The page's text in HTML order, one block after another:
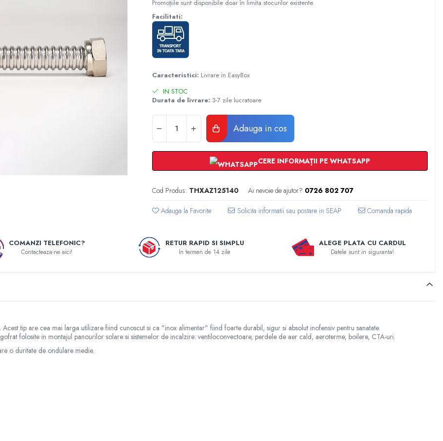
Promoțiile sunt disponibile doar în limita stocurilor existente.
Facilitati:
Caracteristici: Livrare in EasyBox
IN STOC
Durata de livrare: 3-7 zile lucratoare
Adauga in cos
CERE INFORMAȚII PE WHATSAPP
Cod Produs: THXAZ125140 Ai nevoie de ajutor? 0726 802 707
Adauga la Favorite Comanda rapida
COMANZI TELEFONIC?
Contacteaza-ne aici!
RETUR RAPID SI SIMPLU
In termen de 14 zile
ALEGE PLATA CU CARDUL
Datele sunt in siguranta!
tip are cea mai larga utilizare fiind cunoscut si ca "inox alimentar" fiind foarte durabil, sigur si absolut inofensiv pentru sanatate.
folosite in montajul panourilor solare si sistemelor de incalzire: ventiloconvectoare, perdele de aer cald, aeroterme, boilere, CTA-uri.
o duritate de ondulare medie.